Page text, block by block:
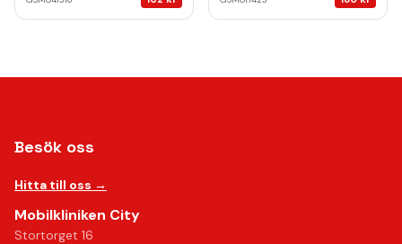
Besök oss
Hitta till oss →
Mobilkliniken City
Stortorget 16